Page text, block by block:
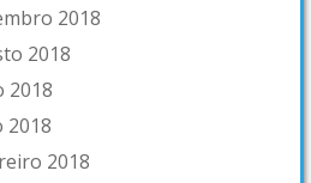
2018
2018
2018
2018
2018